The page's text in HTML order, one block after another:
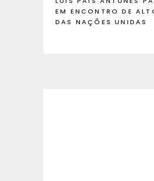
EM ENCONTRO DE
DAS NAÇÕES UNIDAS